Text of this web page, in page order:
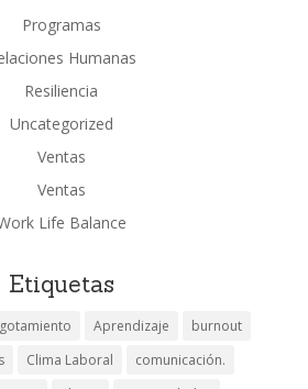
Programas
Humanas
Resiliencia
Uncategorized
Ventas
Ventas
Life Balance
Etiquetas
Aprendizaje
burnout
Clima Laboral
comunicación.